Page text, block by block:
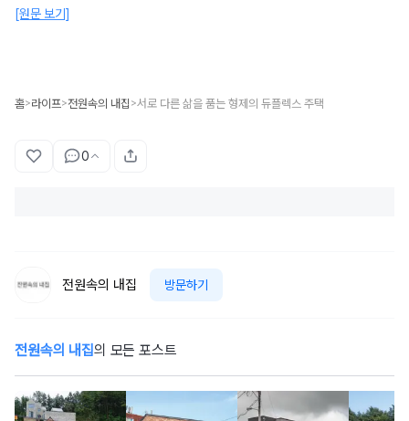
[원문 보기]
홈>라이프>전원속의 내집 >서로 다른 삶을 품는 형제의 듀플렉스 주택
0
전원속의 내집 방문하기
전원속의 내집의 모든 포스트